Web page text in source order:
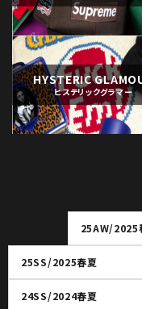
HYSTERIC
ヒステリックグラマー
25AW/2025
25SS/2025春夏
24SS/2024春夏